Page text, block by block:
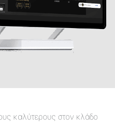
καλύτερους στον κλάδο